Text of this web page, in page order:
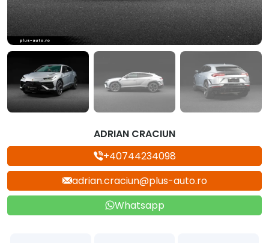
ADRIAN CRACIUN
+40744234098
adrian.craciun@plus-auto.ro
Whatsapp